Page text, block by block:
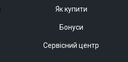
Як купити
Бонуси
Сервісний центр